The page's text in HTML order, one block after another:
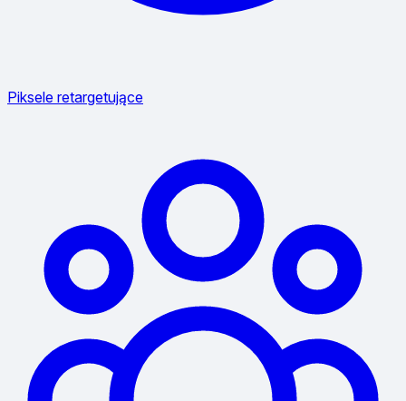
Piksele retargetujące